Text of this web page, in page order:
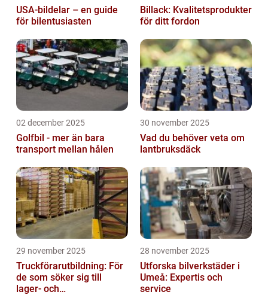
USA-bildelar – en guide
för bilentusiasten
Billack: Kvalitetsprodukter
för ditt fordon
02 december 2025
Golfbil - mer än bara
transport mellan hålen
30 november 2025
Vad du behöver veta om
lantbruksdäck
29 november 2025
Truckförarutbildning: För
de som söker sig till
lager- och
28 november 2025
Utforska bilverkstäder i
Umeå: Expertis och
service